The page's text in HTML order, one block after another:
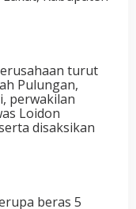
turut
Pulungan,
perwakilan
Loidon
disaksikan
beras 5